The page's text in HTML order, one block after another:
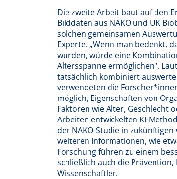
Die zweite Arbeit baut auf den
Bilddaten aus NAKO und UK
solchen gemeinsamen
Experte. „Wenn man bedenkt,
wurden, würde eine
Altersspanne ermöglichen“.
tatsächlich kombiniert
verwendeten die
möglich, Eigenschaften von
Faktoren wie Alter, Geschlecht
Arbeiten entwickelten KI-
der NAKO-Studie in
weiteren Informationen, wie
Forschung führen zu einem
schließlich auch die
Wissenschaftler.